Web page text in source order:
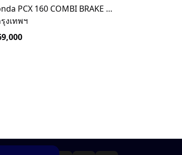
Honda PCX 160 COMBI BRAKE 2021
งเทพฯ